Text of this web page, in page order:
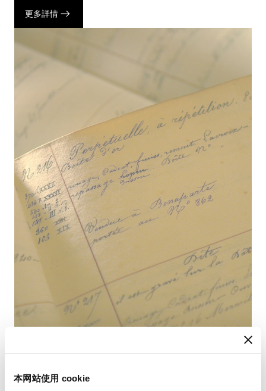
本网站使用 cookie
更多詳情